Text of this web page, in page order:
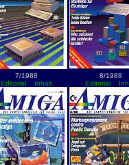
7/1988
Editorial
Inhalt
8/1988
Editorial